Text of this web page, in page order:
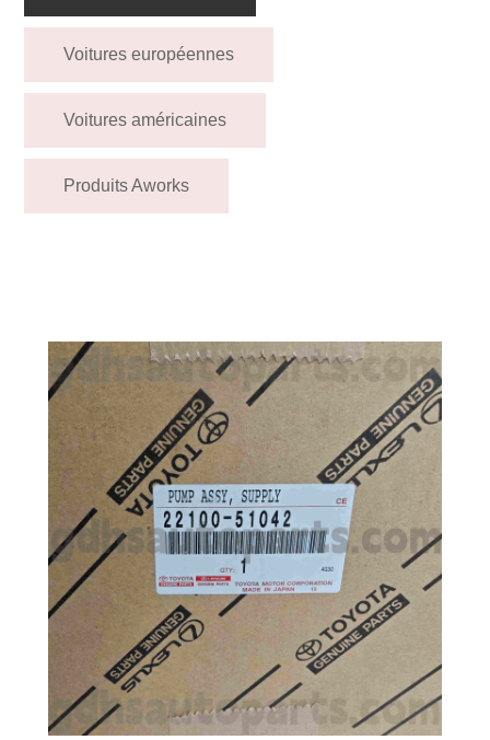
Voitures européennes
Voitures américaines
Produits Aworks